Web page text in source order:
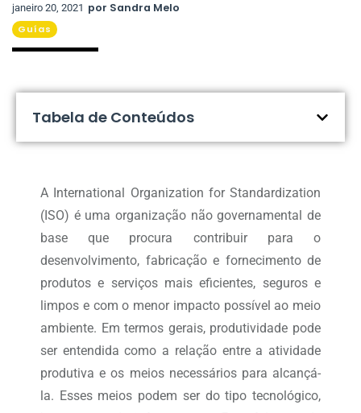
janeiro 20, 2021 por Sandra Melo
Guías
Tabela de Conteúdos
A International Organization for Standardization
(ISO) é uma organização não governamental de
base que procura contribuir para o
desenvolvimento, fabricação e fornecimento de
produtos e serviços mais eficientes, seguros e
limpos e com o menor impacto possível ao meio
ambiente. Em termos gerais, produtividade pode
ser entendida como a relação entre a atividade
produtiva e os meios necessários para alcançá-
la. Esses meios podem ser do tipo tecnológico,